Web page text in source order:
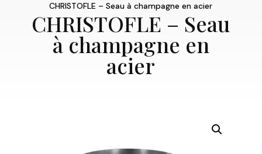
CHRISTOFLE – Seau à champagne en acier
CHRISTOFLE – Seau
à champagne en
acier